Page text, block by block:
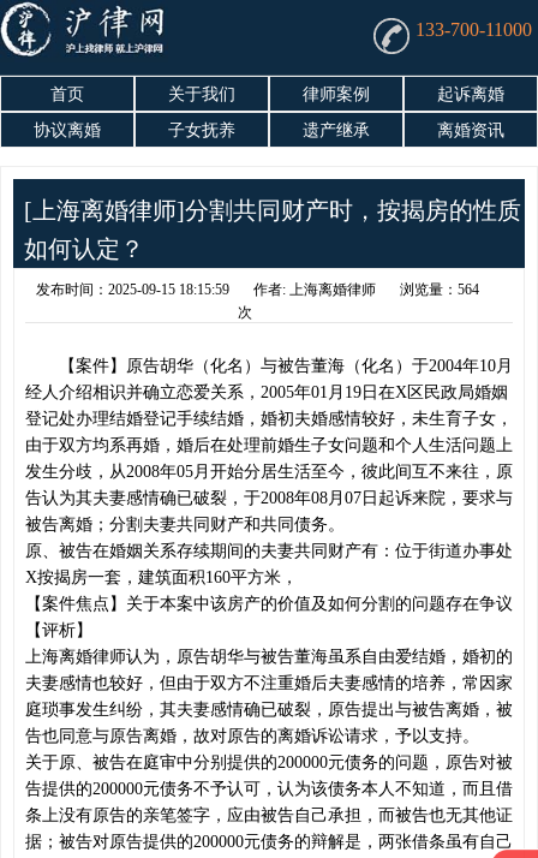
133-700-11000
首页 关于我们 律师案例
起诉离婚
协议离婚
子女抚养 遗产继承 离婚资讯
[上海离婚律师]分割共同财产时，按揭房的性质
如何认定？
发布时间：2025-09-15 18:15:59 作者: 上海离婚律师
浏览量：564
次
【案件】原告胡华（化名）与被告董海（化名）于2004年10月
经人介绍相识并确立恋爱关系，2005年01月19日在X区民政局婚姻
登记处办理结婚登记手续结婚，婚初夫婚感情较好，未生育子女，
由于双方均系再婚，婚后在处理前婚生子女问题和个人生活问题上
发生分歧，从2008年05月开始分居生活至今，彼此间互不来往，原
告认为其夫妻感情确已破裂，于2008年08月07日起诉来院，要求与
被告离婚；分割夫妻共同财产和共同债务。
原、被告在婚姻关系存续期间的夫妻共同财产有：位于街道办事处
X按揭房一套，建筑面积160平方米，
【案件焦点】关于本案中该房产的价值及如何分割的问题存在争议
【评析】
上海离婚律师认为，原告胡华与被告董海虽系自由爱结婚，婚初的
夫妻感情也较好，但由于双方不注重婚后夫妻感情的培养，常因家
庭琐事发生纠纷，其夫妻感情确已破裂，原告提出与被告离婚，被
告也同意与原告离婚，故对原告的离婚诉讼请求，予以支持。
关于原、被告在庭审中分别提供的200000元债务的问题，原告对被
告提供的200000元债务不予认可，认为该债务本人不知道，而且借
条上没有原告的亲笔签字，应由被告自己承担，而被告也无其他证
据；被告对原告提供的200000元债务的辩解是，两张借条虽有自己